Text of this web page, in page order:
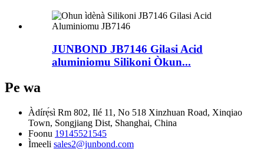
JUNBOND JB7146 Gilasi Acid
aluminiomu Silikoni Òkun...
Pe wa
Àdírẹ́sì Rm 802, Ilé 11, No 518 Xinzhuan Road, Xinqiao
Town, Songjiang Dist, Shanghai, China
Foonu 19145521545
Ìmeeli sales2@junbond.com